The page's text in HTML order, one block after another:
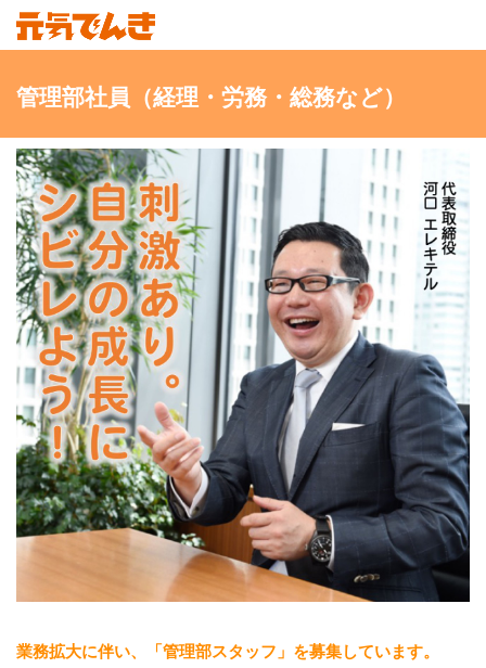
管理部社員（経理・労務・総務など）
業務拡大に伴い、「管理部スタッフ」を募集しています。